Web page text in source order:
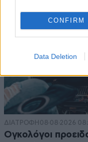
CONFIRM
Data Deletion
ΔΙΑΤΡΟΦΗ 08·08·2026
Ογκολόγοι